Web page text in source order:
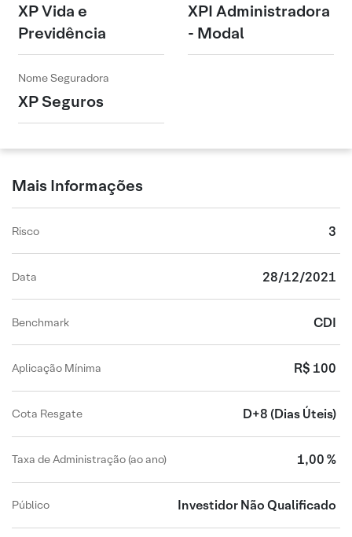
XP Vida e
Previdência
XPI Administradora
- Modal
Nome Seguradora
XP Seguros
Mais Informações
Risco 3
Data 28/12/2021
Benchmark CDI
Aplicação Mínima R$ 100
Cota Resgate D+8 (Dias Úteis)
Taxa de Administração (ao ano) 1,00 %
Público Investidor Não Qualificado